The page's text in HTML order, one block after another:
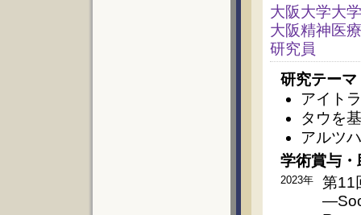
大阪大学大
大阪精神医
研究員
研究テーマ
アイト
タウを
アルツ
学術賞与・
2023年
第11